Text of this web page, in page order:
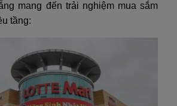
mang đến trải nghiệm mua sắm
tầng: